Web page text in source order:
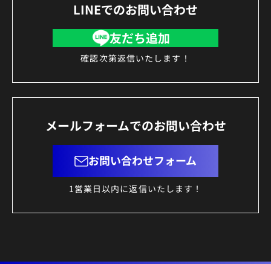
LINEでのお問い合わせ
友だち追加
確認次第返信いたします！
メールフォームでのお問い合わせ
お問い合わせフォーム
1営業日以内に返信いたします！